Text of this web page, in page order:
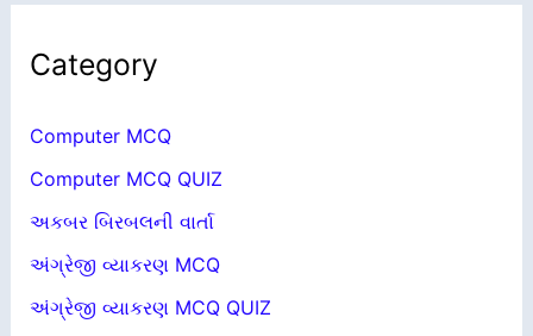
Category
Computer MCQ
Computer MCQ QUIZ
અકબર બિરબલની વાર્તા
અંગ્રેજી વ્યાકરણ MCQ
અંગ્રેજી વ્યાકરણ MCQ QUIZ